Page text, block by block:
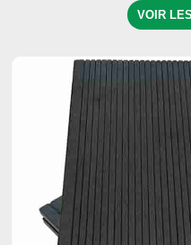
VOIR